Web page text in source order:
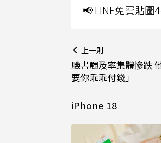
📢 LINE免費貼
上一則
臉書觸及率集體慘跌
要你乖乖付錢」
iPhone 18